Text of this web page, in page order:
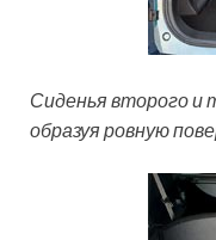
Сиденья второго и
образуя ровную